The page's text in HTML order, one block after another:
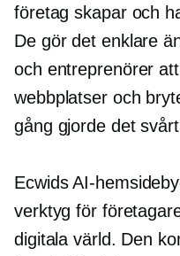
företag skapar och
De gör det enklare
och entreprenörer
webbplatser och
gång gjorde det
Ecwids AI-
verktyg för
digitala värld. Den